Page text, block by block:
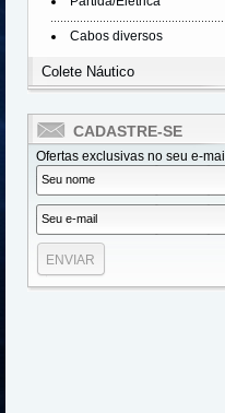
Cabos diversos
Colete Náutico
CADASTRE-SE
Ofertas exclusivas no seu e-mail